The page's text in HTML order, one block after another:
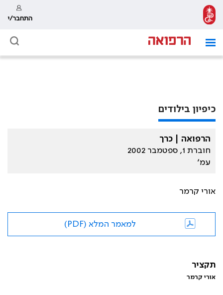
התחבר/י
כיפיון בילודים
הרפואה | כרך
חוברת 1, ספטמבר 2002
עמ׳
אורי קרמר
למאמר המלא (PDF)
תקציר
אורי קרמר